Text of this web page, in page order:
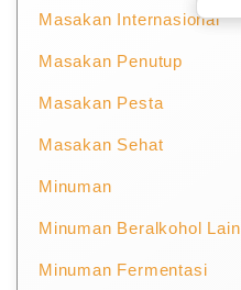
Masakan Internasional
Masakan Penutup
Masakan Pesta
Masakan Sehat
Minuman
Minuman Beralkohol Lain
Minuman Fermentasi